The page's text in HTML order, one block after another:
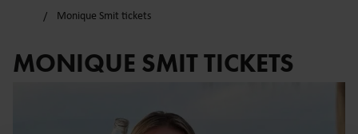
Monique Smit tickets
MONIQUE SMIT TICKETS